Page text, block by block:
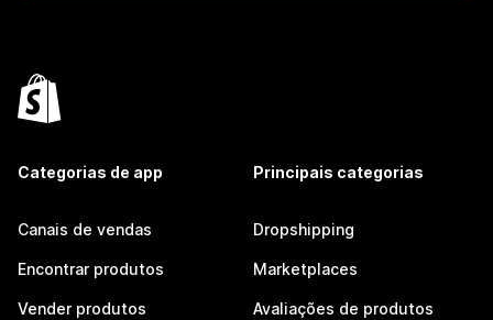
Categorias de app
Canais de vendas
Encontrar produtos
Vender produtos
Principais categorias
Dropshipping
Marketplaces
Avaliações de produtos